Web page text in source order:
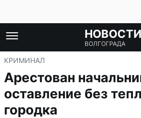
НОВОСТИ
ВОЛГОГРАДА
КРИМИНАЛ
Арестован
оставление без
городка